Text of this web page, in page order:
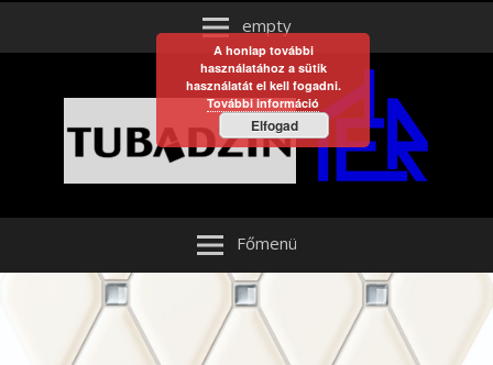
empty
Főmenü
A honlap további
használatához a sütik
használatát el kell fogadni.
További információ
Elfogad